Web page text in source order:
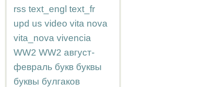
rss text_engl text_fr
upd us video vita nova
vita_nova vivencia
WW2 WW2 август-
февраль букв буквы
буквы булгаков